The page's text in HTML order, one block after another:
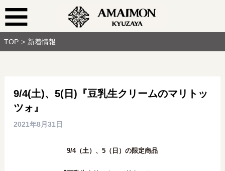
TOP 新着情報
9/4(土)、5(日)『豆乳生クリームのマリトッ
ツォ』
2021年8月31日
9/4（土）、5（日）の限定商品